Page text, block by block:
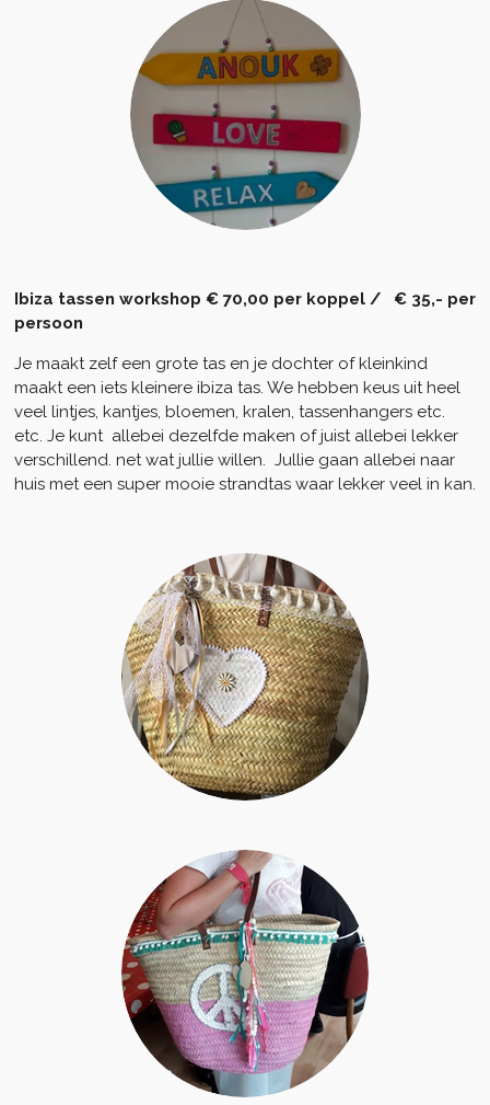
Ibiza tassen workshop € 70,00 per koppel / € 35,- per
persoon
Je maakt zelf een grote tas en je dochter of kleinkind
maakt een iets kleinere ibiza tas. We hebben keus uit heel
veel lintjes, kantjes, bloemen, kralen, tassenhangers etc.
etc. Je kunt allebei dezelfde maken of juist allebei lekker
verschillend. net wat jullie willen. Jullie gaan allebei naar
huis met een super mooie strandtas waar lekker veel in kan.